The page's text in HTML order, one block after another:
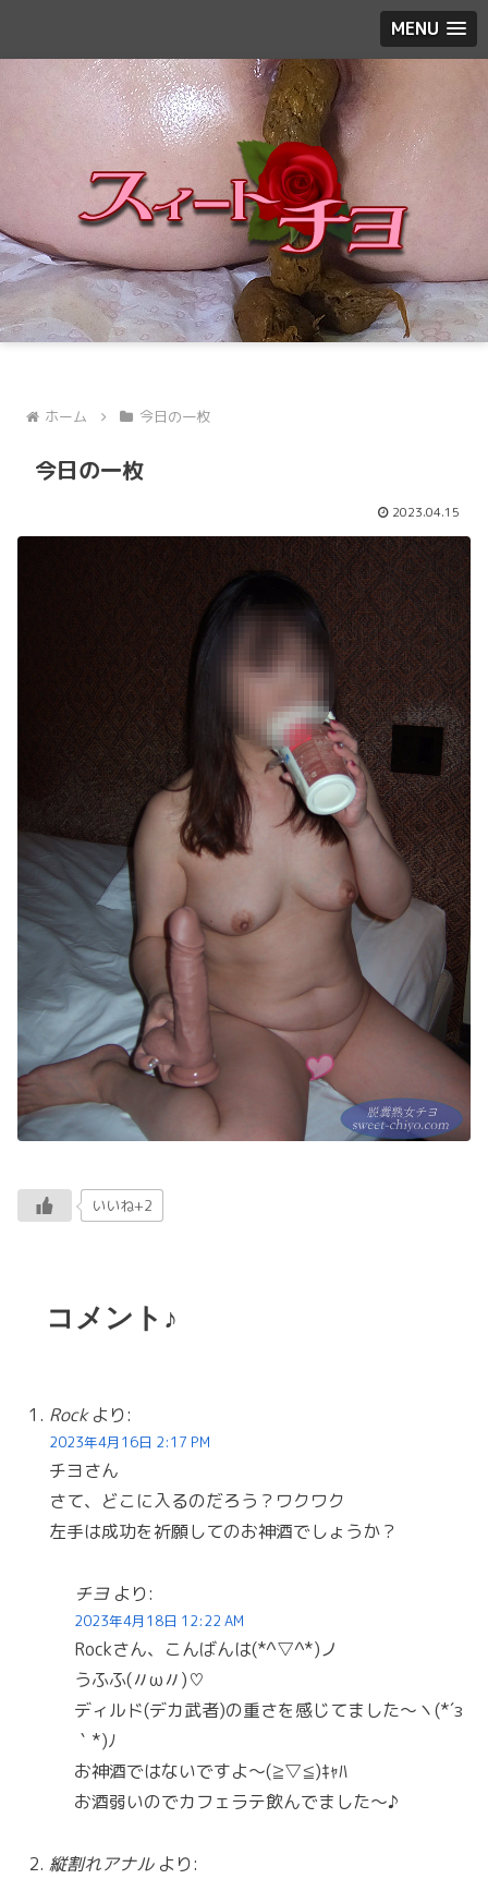
MENU
ホーム 今日の一枚
今日の一枚
2023.04.15
いいね+2
コメント♪
Rock より:
2023年4月16日 2:17 PM
チヨさん
さて、どこに入るのだろう？ワクワク
左手は成功を祈願してのお神酒でしょうか？
チヨ より:
2023年4月18日 12:22 AM
Rockさん、こんばんは(*^▽^*)ノ
うふふ(〃ω〃)♡
ディルド(デカ武者)の重さを感じてました〜ヽ(*´з
｀*)ﾉ
お神酒ではないですよ〜(≧▽≦)ｷｬﾊ
お酒弱いのでカフェラテ飲んでました〜♪
縦割れアナル より: